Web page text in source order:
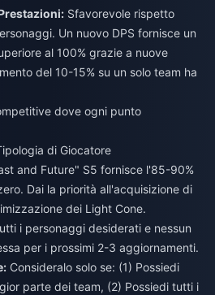
Sfavorevole rispetto
Un nuovo DPS fornisce un
al 100% grazie a nuove
del 10-15% su un solo team ha
dove ogni punto
di Giocatore
and Future" S5 fornisce l'85-90%
Dai la priorità all'acquisizione di
dei Light Cone.
i personaggi desiderati e nessun
per i prossimi 2-3 aggiornamenti.
Consideralo solo se: (1) Possiedi
parte dei team, (2) Possiedi tutti i